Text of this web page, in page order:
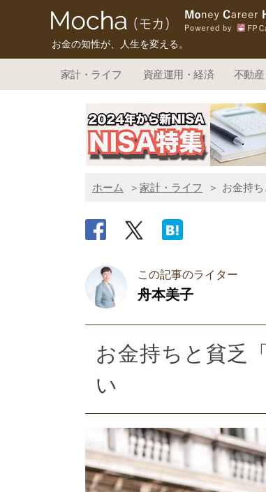
お金の知性が、人生を変える。
家計・ライフ 資産運用・経済 不動産
ホーム 家計・ライフ お金持
この記事のライター
舟本美子
お金持ちと貧乏
い